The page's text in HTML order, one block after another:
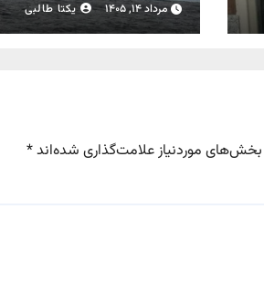
مرداد ۱۴, ۱۴۰۵ یکتا طالبی
بخش‌های موردنیاز علامت‌گذاری شده‌اند*